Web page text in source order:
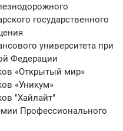
государственного
университета при
Федерации
«Открытый мир»
«Уникум»
"Хайлайт"
Профессионального